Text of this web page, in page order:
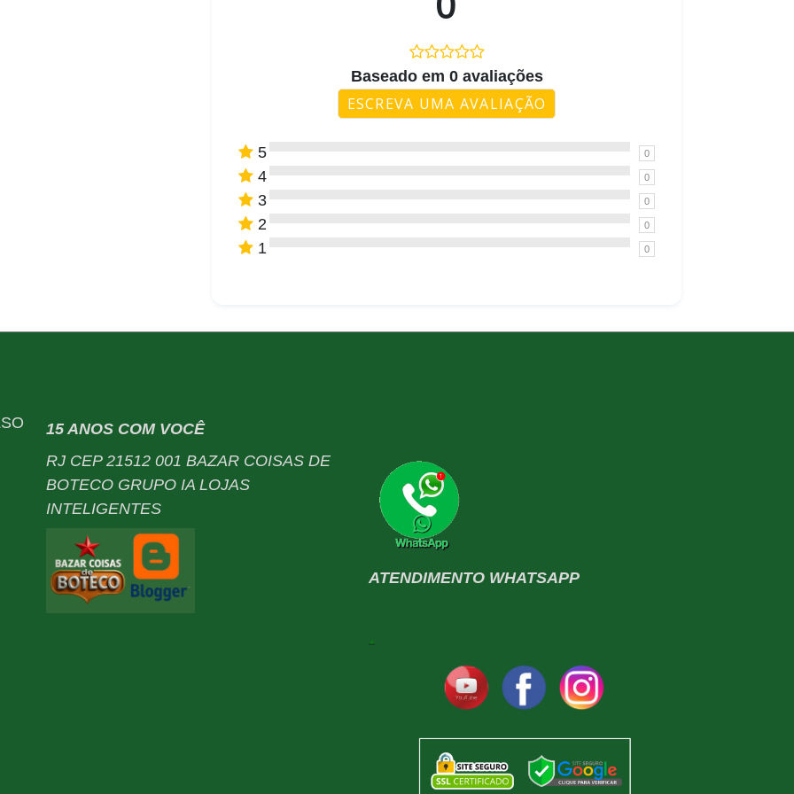
Baseado em 0 avaliações
ESCREVA UMA AVALIAÇÃO
5 0
4 0
3 0
2 0
1 0
15 ANOS COM VOCÊ
RJ CEP 21512 001 BAZAR COISAS DE
BOTECO GRUPO IA LOJAS
INTELIGENTES
ATENDIMENTO WHATSAPP